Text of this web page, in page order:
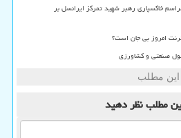
مراسم خاکسپاری رهبر شهید تمرکز ایرانسل بر
امروز بی جان است؟
صنعتی و کشاورزی
این مطلب
مطلبنظر دهید